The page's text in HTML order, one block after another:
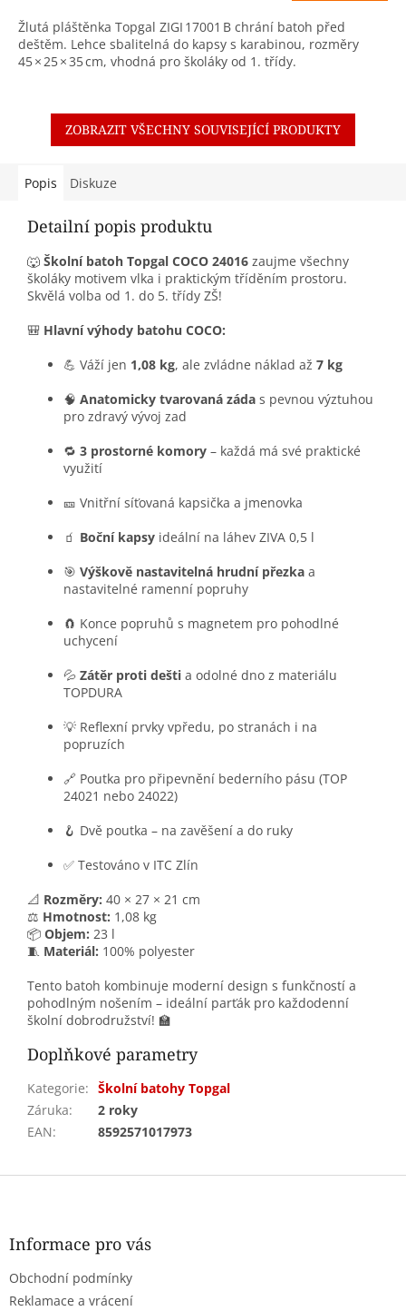
Žlutá pláštěnka Topgal ZIGI 17001 B chrání batoh před
deštěm. Lehce sbalitelná do kapsy s karabinou, rozměry
45 × 25 × 35 cm, vhodná pro školáky od 1. třídy.
ZOBRAZIT VŠECHNY SOUVISEJÍCÍ PRODUKTY
Popis Diskuze
Detailní popis produktu
🐺 Školní batoh Topgal COCO 24016 zaujme všechny
školáky motivem vlka i praktickým tříděním prostoru.
Skvělá volba od 1. do 5. třídy ZŠ!
🎒 Hlavní výhody batohu COCO:
💪 Váží jen 1,08 kg, ale zvládne náklad až 7 kg
🧠 Anatomicky tvarovaná záda s pevnou výztuhou
pro zdravý vývoj zad
🔁 3 prostorné komory – každá má své praktické
využití
🎫 Vnitřní síťovaná kapsička a jmenovka
🧃 Boční kapsy ideální na láhev ZIVA 0,5 l
🎯 Výškově nastavitelná hrudní přezka a
nastavitelné ramenní popruhy
🧲 Konce popruhů s magnetem pro pohodlné
uchycení
💦 Zátěr proti dešti a odolné dno z materiálu
TOPDURA
💡 Reflexní prvky vpředu, po stranách i na
popruzích
🔗 Poutka pro připevnění bederního pásu (TOP
24021 nebo 24022)
🪝 Dvě poutka – na zavěšení a do ruky
✅ Testováno v ITC Zlín
📐 Rozměry: 40 × 27 × 21 cm
⚖️ Hmotnost: 1,08 kg
📦 Objem: 23 l
🧵 Materiál: 100% polyester
Tento batoh kombinuje moderní design s funkčností a
pohodlným nošením – ideální parťák pro každodenní
školní dobrodružství! 🏫
Doplňkové parametry
Kategorie: Školní batohy Topgal
Záruka:
2 roky
EAN: 8592571017973
Z
Informace pro vás
Obchodní podmínky
Reklamace a vrácení